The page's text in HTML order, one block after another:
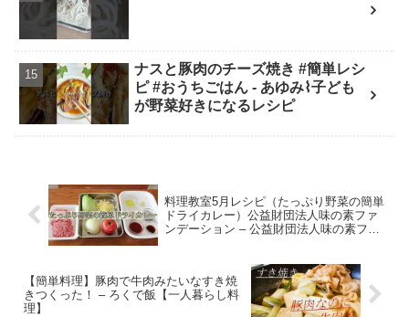
ナスと豚肉のチーズ焼き #簡単レシ
ピ #おうちごはん - あゆみ⌇子ども
が野菜好きになるレシピ
料理教室5月レシピ（たっぷり野菜の簡単
ドライカレー）公益財団法人味の素ファ
ンデーション – 公益財団法人味の素ファ
【簡単料理】豚肉で牛肉みたいなすき焼
きつくった！ – ろくで飯【一人暮らし料
理】